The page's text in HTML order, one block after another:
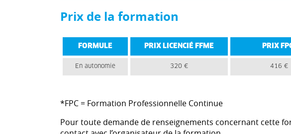
Prix de la formation
FORMULE PRIX LICENCIÉ FFME PRIX
En autonomie 320 € 416 €
*FPC = Formation Professionnelle Continue
Pour toute demande de renseignements concernant cette